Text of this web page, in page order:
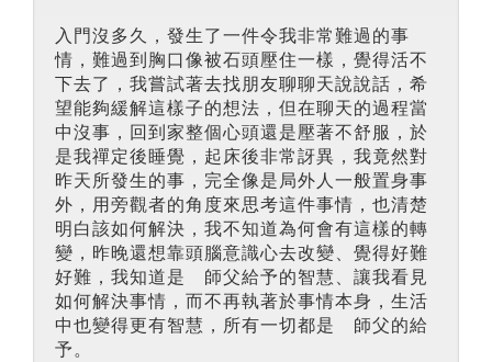
入門沒多久，發生了一件令我非常難過的事
情，難過到胸口像被石頭壓住一樣，覺得活不
下去了，我嘗試著去找朋友聊聊天說說話，希
望能夠緩解這樣子的想法，但在聊天的過程當
中沒事，回到家整個心頭還是壓著不舒服，於
是我禪定後睡覺，起床後非常訝異，我竟然對
昨天所發生的事，完全像是局外人一般置身事
外，用旁觀者的角度來思考這件事情，也清楚
明白該如何解決，我不知道為何會有這樣的轉
變，昨晚還想靠頭腦意識心去改變、覺得好難
好難，我知道是 師父給予的智慧、讓我看見
如何解決事情，而不再執著於事情本身，生活
中也變得更有智慧，所有一切都是 師父的給
予。